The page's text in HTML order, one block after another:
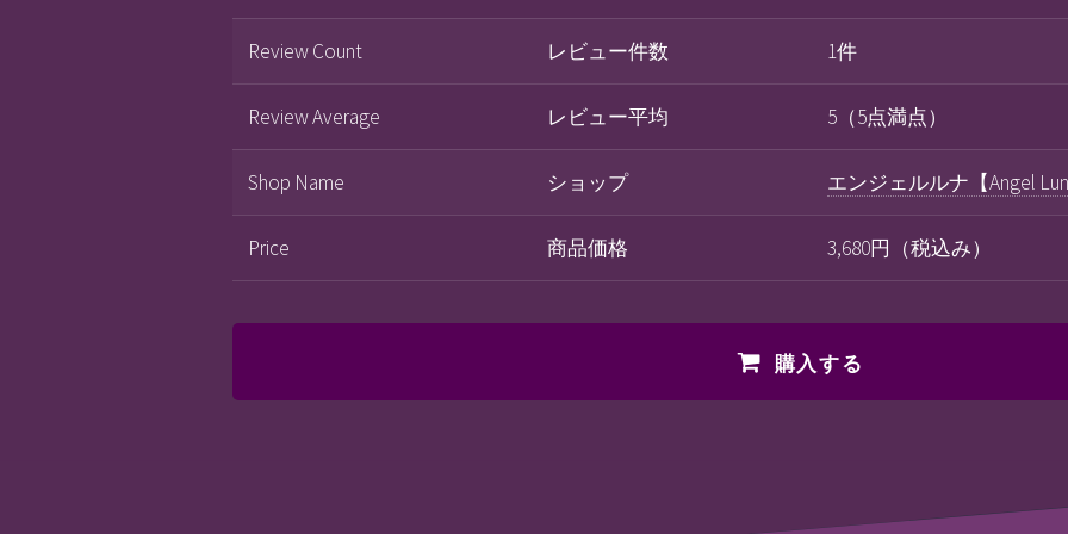
Review Count レビュー件数 1件
Review Average レビュー平均 5（5点満点）
Shop Name ショップ エンジェルルナ【Angel
Price 商品価格 3,680円（税込み）
購入する